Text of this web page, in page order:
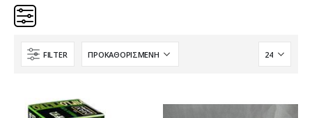
Κατηγορίες
Προϊόν Προέλευση
FILTER